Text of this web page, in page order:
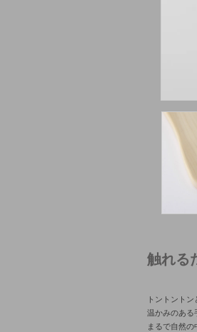
触れる
トントント
温かみのある
まるで自然の